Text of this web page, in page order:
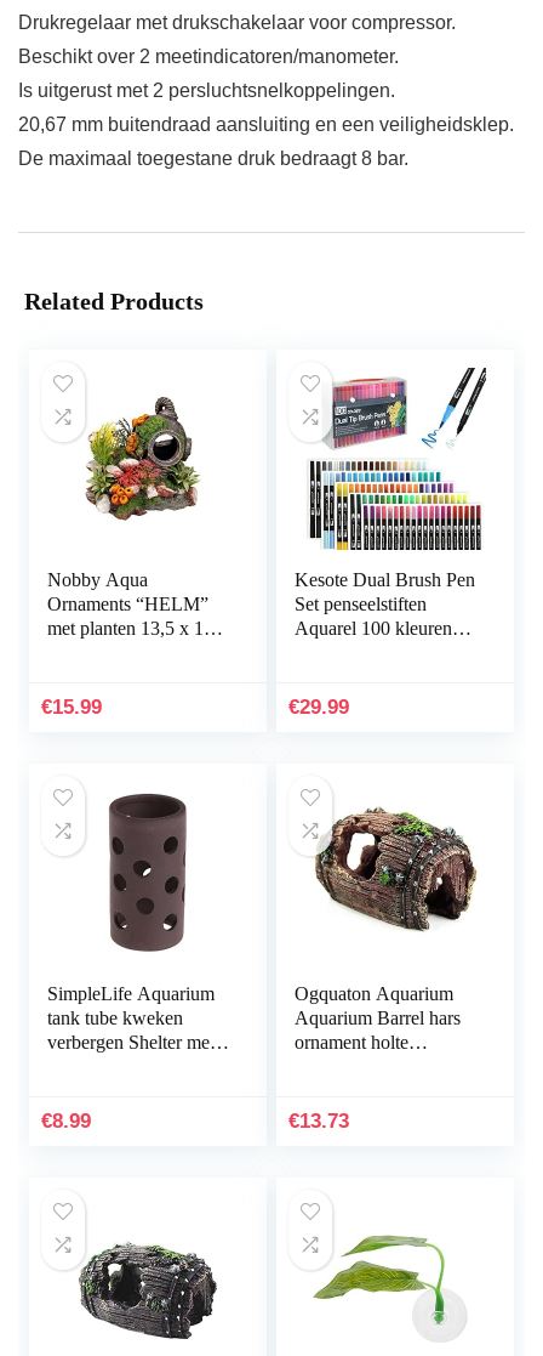
Drukregelaar met drukschakelaar voor compressor.
Beschikt over 2 meetindicatoren/manometer.
Is uitgerust met 2 persluchtsnelkoppelingen.
20,67 mm buitendraad aansluiting en een veiligheidsklep.
De maximaal toegestane druk bedraagt 8 bar.
Related Products
Nobby Aqua
Ornaments “HELM”
met planten 13,5 x 11 x
€15.99
Kesote Dual Brush Pen
Set penseelstiften
Aquarel 100 kleuren
handbelettering…
€29.99
SimpleLife Aquarium
tank tube kweken
verbergen Shelter met
€8.99
Ogquaton Aquarium
Aquarium Barrel hars
ornament holte
onderwater decoratie
€13.73